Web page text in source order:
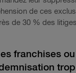
de ces
de 30 % des
franchises